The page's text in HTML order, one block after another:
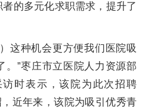
的多元化求职需求，提升了
这种机会更方便我们医院吸
。”枣庄市立医院人力资源部
时表示，该院为此次招聘
近年来，该院为吸引优秀青